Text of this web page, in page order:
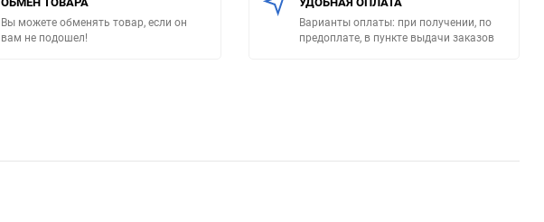
Вы можете обменять товар, если он
вам не подошел!
Варианты оплаты: при получении, по
предоплате, в пункте выдачи заказов